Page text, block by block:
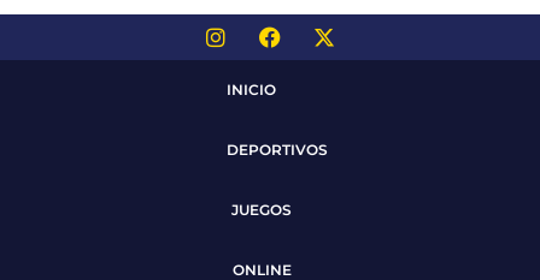
INICIO
DEPORTIVOS
JUEGOS
ONLINE